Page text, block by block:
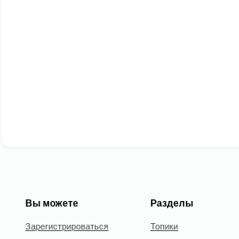
Вы можете
Зарегистрироваться
Разделы
Топики